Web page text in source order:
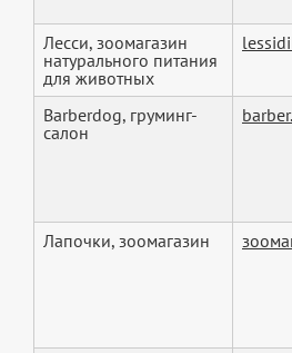
Лесси, зоомагазин
натурального питания
для животных
Barberdog, груминг-
салон
Лапочки, зоомагазин